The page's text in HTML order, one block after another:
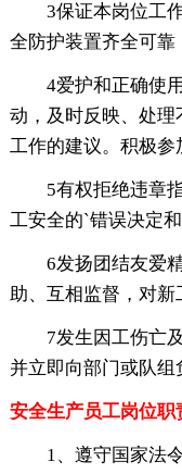
3保证本岗位工
全防护装置齐全可靠
4爱护和正确使
动，及时反映、处
工作的建议。积极参
5有权拒绝违章
工安全的`错误决定
6发扬团结友爱
助、互相监督，对新
7发生因工伤亡
并立即向部门或队组
安全生产员工岗位职
1、遵守国家法